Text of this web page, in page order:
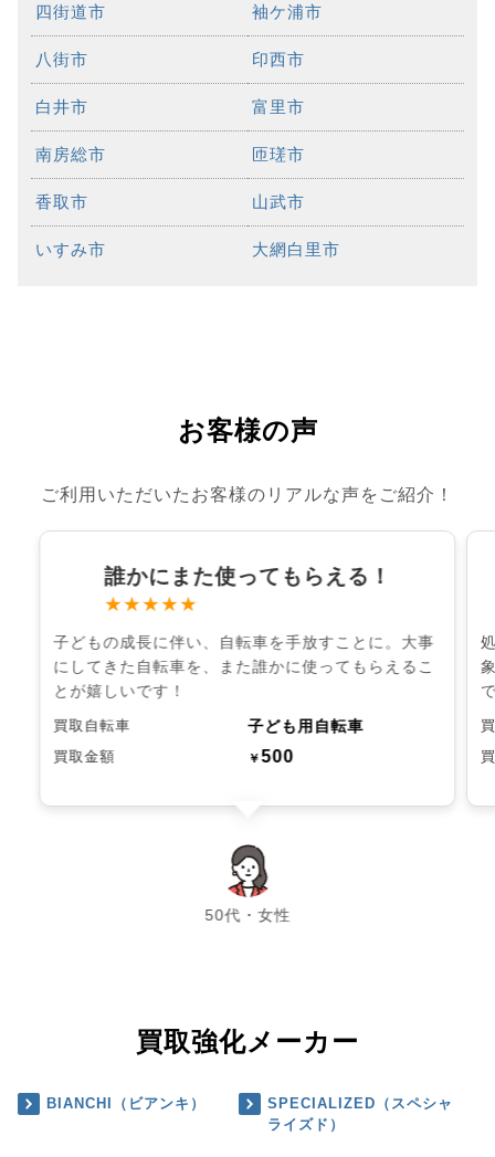
四街道市 袖ケ浦市
八街市 印西市
白井市 富里市
南房総市 匝瑳市
香取市 山武市
いすみ市 大網白里市
お客様の声
ご利用いただいたお客様のリアルな声をご紹介！
誰かにまた使ってもらえる！
★★★★★
子どもの成長に伴い、自転車を手放すことに。大事
にしてきた自転車を、また誰かに使ってもらえるこ
とが嬉しいです！
買取自転車 子ども用自転車
買取金額 ￥500
50代・女性
chevron_left chevron_right
買取強化メーカー
BIANCHI（ビアンキ）
SPECIALIZED（スペシャ
ライズド）